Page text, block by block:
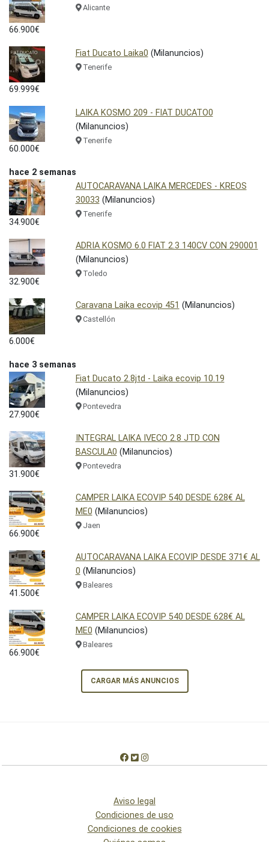
66.900€
Alicante
69.999€
Fiat Ducato Laika0 (Milanuncios)
Tenerife
60.000€
LAIKA KOSMO 209 - FIAT DUCATO0
(Milanuncios)
Tenerife
hace 2 semanas
34.900€
AUTOCARAVANA LAIKA MERCEDES - KREOS
30033 (Milanuncios)
Tenerife
32.900€
ADRIA KOSMO 6.0 FIAT 2.3 140CV CON 290001
(Milanuncios)
Toledo
6.000€
Caravana Laika ecovip 451 (Milanuncios)
Castellón
hace 3 semanas
27.900€
Fiat Ducato 2.8jtd - Laika ecovip 10.19
(Milanuncios)
Pontevedra
31.900€
INTEGRAL LAIKA IVECO 2.8 JTD CON
BASCULA0 (Milanuncios)
Pontevedra
66.900€
CAMPER LAIKA ECOVIP 540 DESDE 628€ AL
ME0 (Milanuncios)
Jaen
41.500€
AUTOCARAVANA LAIKA ECOVIP DESDE 371€ AL
0 (Milanuncios)
Baleares
66.900€
CAMPER LAIKA ECOVIP 540 DESDE 628€ AL
ME0 (Milanuncios)
Baleares
CARGAR MÁS ANUNCIOS
Aviso legal
Condiciones de uso
Condiciones de cookies